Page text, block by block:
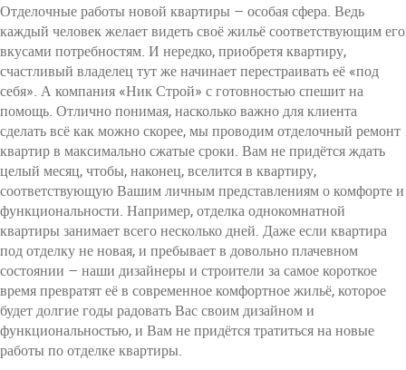
Отделочные работы новой квартиры – особая сфера. Ведь
каждый человек желает видеть своё жильё соответствующим его
вкусами потребностям. И нередко, приобретя квартиру,
счастливый владелец тут же начинает перестраивать её «под
себя». А компания «Ник Строй» с готовностью спешит на
помощь. Отлично понимая, насколько важно для клиента
сделать всё как можно скорее, мы проводим отделочный ремонт
квартир в максимально сжатые сроки. Вам не придётся ждать
целый месяц, чтобы, наконец, вселится в квартиру,
соответствующую Вашим личным представлениям о комфорте и
функциональности. Например, отделка однокомнатной
квартиры занимает всего несколько дней. Даже если квартира
под отделку не новая, и пребывает в довольно плачевном
состоянии – наши дизайнеры и строители за самое короткое
время превратят её в современное комфортное жильё, которое
будет долгие годы радовать Вас своим дизайном и
функциональностью, и Вам не придётся тратиться на новые
работы по отделке квартиры.